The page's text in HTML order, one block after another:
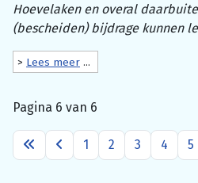
Hoevelaken en overal
(bescheiden) bijdrage kunnen
> Lees meer ...
Pagina 6 van 6
1 2 3 4 5